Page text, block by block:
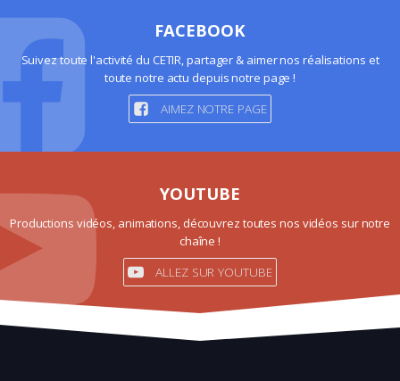
FACEBOOK
Suivez toute l'activité du CETIR, partager & aimer nos réalisations et
toute notre actu depuis notre page !
AIMEZ NOTRE PAGE
YOUTUBE
Productions vidéos, animations, découvrez toutes nos vidéos sur notre
chaîne !
ALLEZ SUR YOUTUBE